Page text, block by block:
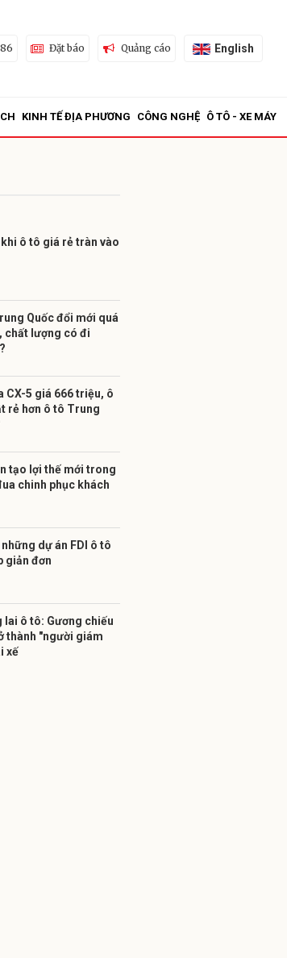
Đặt báo Quảng cáo English
KINH TẾ ĐỊA PHƯƠNG CÔNG NGHỆ Ô TÔ - XE MÁY
khi ô tô giá rẻ tràn vào
Quốc đổi mới quá
chất lượng có đi
CX-5 giá 666 triệu, ô
rẻ hơn ô tô Trung
tạo lợi thế mới trong
chinh phục khách
dự án FDI ô tô
giản đơn
lai ô tô: Gương chiếu
thành "người giám
xế